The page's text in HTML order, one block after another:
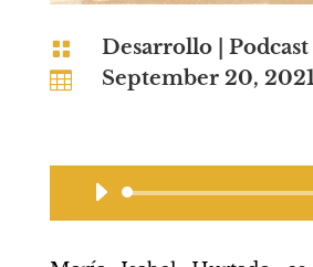
 Desarrollo|
 September 20,
Audio
Player